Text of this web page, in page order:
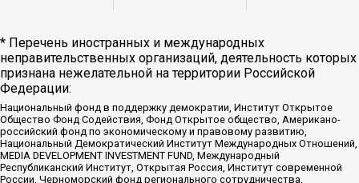
* Перечень иностранных и международных
неправительственных организаций, деятельность которых
признана нежелательной на территории Российской
Федерации:
Национальный фонд в поддержку демократии, Институт Открытое
Общество Фонд Содействия, Фонд Открытое общество, Американо-
российский фонд по экономическому и правовому развитию,
Национальный Демократический Институт Международных Отношений,
MEDIA DEVELOPMENT INVESTMENT FUND, Международный
Республиканский Институт, Открытая Россия, Институт современной
России, Черноморский фонд регионального сотрудничества,